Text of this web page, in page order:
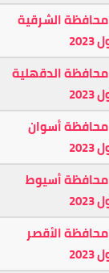
محافظة الشرقية
محافظة الدقهلية
محافظة أسوان
محافظة أسيوط
محافظة الأقصر